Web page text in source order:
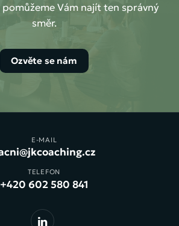
pomůžeme Vám najít ten správný
směr.
Ozvěte se nám
E-MAIL
TELEFON
+420 602 580 841